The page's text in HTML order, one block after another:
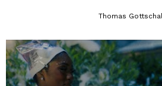
Thomas